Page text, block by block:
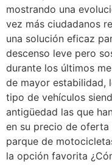
mostrando una
vez más ciudadanos
una solución eficaz
descenso leve pero
durante los últimos
de mayor estabilidad,
tipo de vehículos
antigüedad las que
en su precio de
parque de
la opción favorita